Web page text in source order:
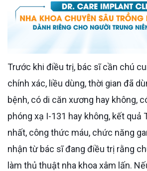
Trước khi điều trị, bác sĩ cần chú cung cấp tên thuốc
chính xác, liều dùng, thời gian đã
bệnh, có di căn xương hay không,
phóng xạ I-131 hay không, kết quả
nhất, công thức máu, chức năng
nhận từ bác sĩ đang điều trị rằng
làm thủ thuật nha khoa xâm lấn.